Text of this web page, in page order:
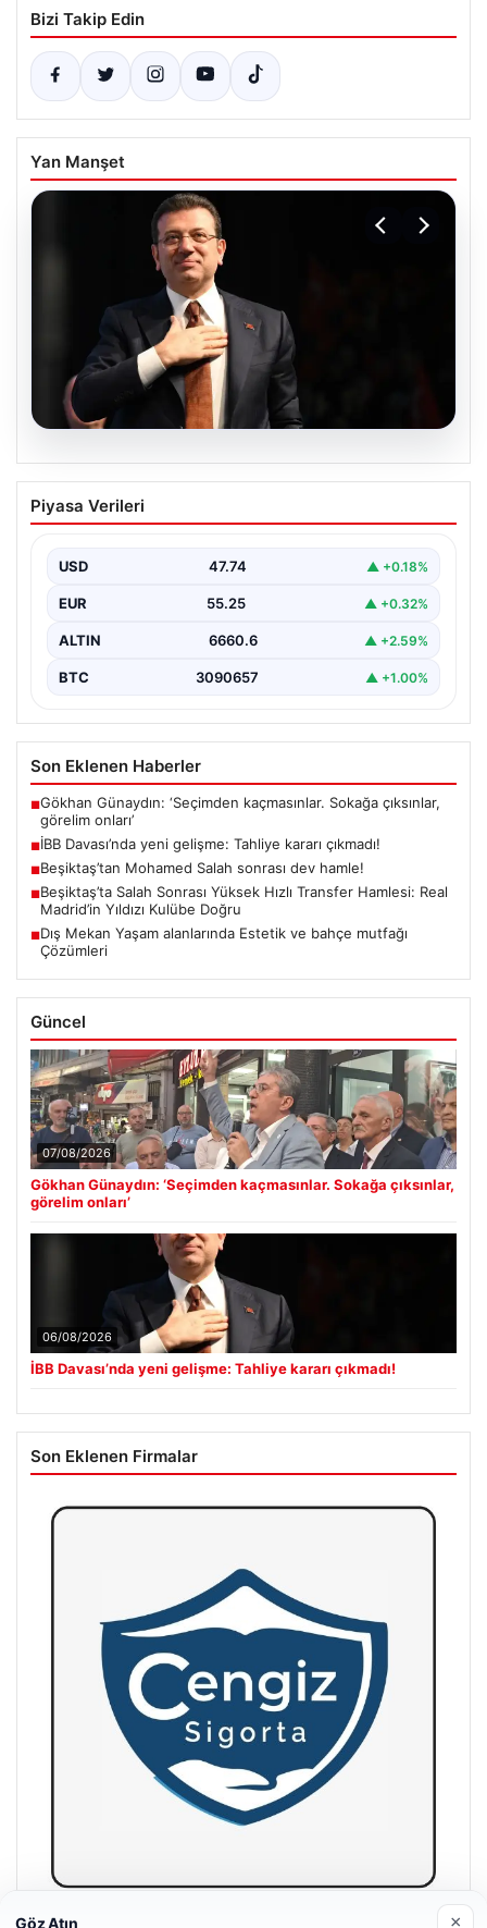
Bizi Takip Edin
Yan Manşet
06.08.2026
İBB Davası’nda yeni gelişme: Tahliye
kararı çıkmadı!
Piyasa Verileri
USD 47.74 ▲ +0.18%
EUR 55.25 ▲ +0.32%
ALTIN 6660.6 ▲ +2.59%
BTC 3090657 ▲ +1.00%
Son Eklenen Haberler
■Gökhan Günaydın: ‘Seçimden kaçmasınlar. Sokağa çıksınlar,
görelim onları’
■İBB Davası’nda yeni gelişme: Tahliye kararı çıkmadı!
■Beşiktaş’tan Mohamed Salah sonrası dev hamle!
■Beşiktaş’ta Salah Sonrası Yüksek Hızlı Transfer Hamlesi: Real
Madrid’in Yıldızı Kulübe Doğru
■Dış Mekan Yaşam alanlarında Estetik ve bahçe mutfağı
Çözümleri
Güncel
07/08/2026
Gökhan Günaydın: ‘Seçimden kaçmasınlar. Sokağa çıksınlar,
görelim onları’
06/08/2026
İBB Davası’nda yeni gelişme: Tahliye kararı çıkmadı!
Son Eklenen Firmalar
Göz Atın ×